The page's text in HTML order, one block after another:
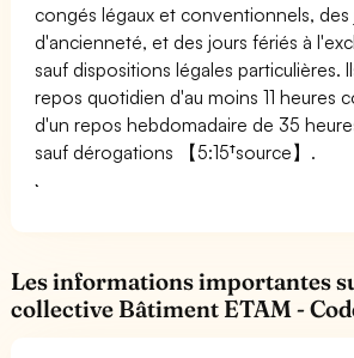
congés légaux et conventionnels, des
d'ancienneté, et des jours fériés à
sauf dispositions légales particulières.
repos quotidien d'au moins 11 heures
d'un repos hebdomadaire de 35
sauf dérogations 【5:15†source】.
Les informations importantes
collective Bâtiment ETAM -